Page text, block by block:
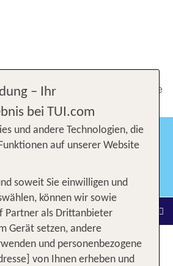
Kontakt
Hotel & Pauschalreise
Reiseinformationen TUI
TUI
– Ihr
bei TUI.com
und andere Technologien, die
auf unserer Website
soweit Sie einwilligen und
können wir sowie
Partner als Drittanbieter
Gerät setzen, andere
und personenbezogene
von Ihnen erheben und